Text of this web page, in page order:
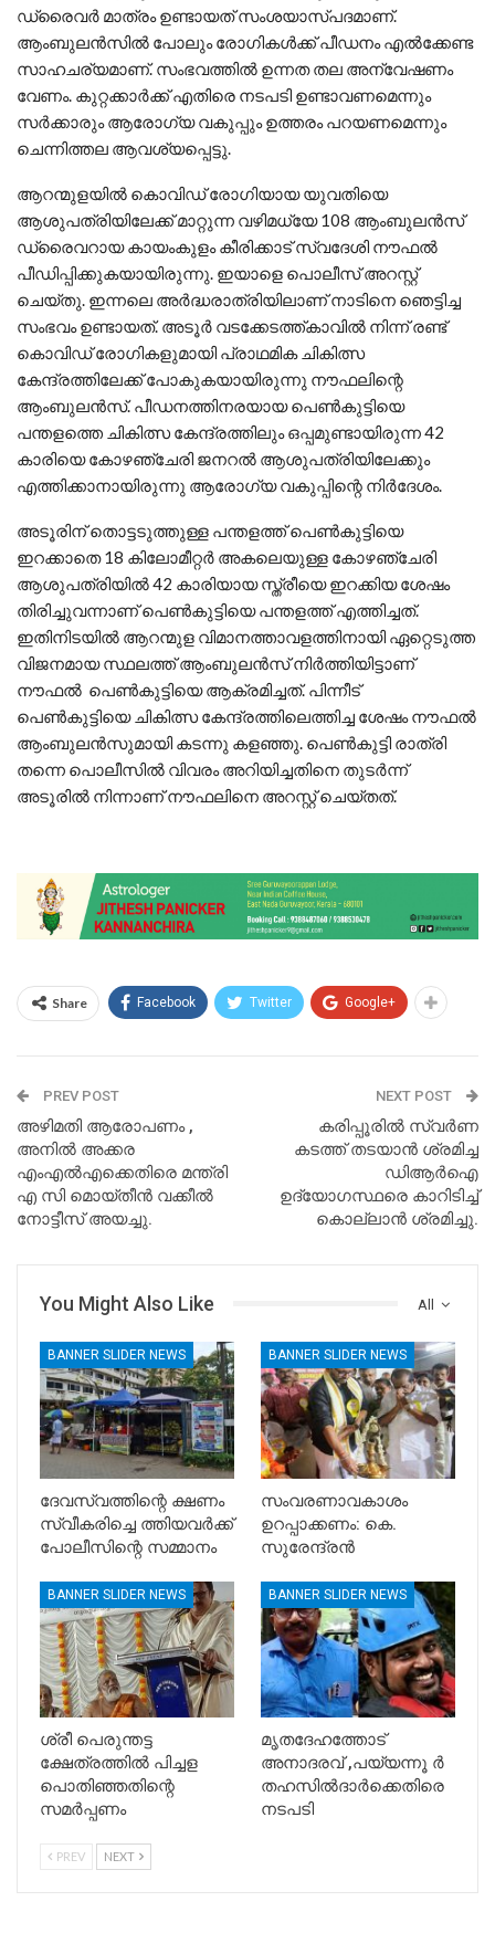
ഡ്രൈവർ മാത്രം ഉണ്ടായത് സംശയാസ്പദമാണ്.
ആംബുലൻസിൽ പോലും രോഗികൾക്ക് പീഡനം എൽക്കേണ്ട
സാഹചര്യമാണ്. സംഭവത്തിൽ ഉന്നത തല അന്വേഷണം
വേണം. കുറ്റക്കാർക്ക് എതിരെ നടപടി ഉണ്ടാവണമെന്നും
സർക്കാരും ആരോഗ്യ വകുപ്പും ഉത്തരം പറയണമെന്നും
ചെന്നിത്തല ആവശ്യപ്പെട്ടു.
ആറന്മുളയിൽ കൊവിഡ് രോഗിയായ യുവതിയെ
ആശുപത്രിയിലേക്ക് മാറ്റുന്ന വഴിമധ്യേ 108 ആംബുലൻസ്
ഡ്രൈവറായ കായംകുളം കീരിക്കാട് സ്വദേശി നൗഫൽ
പീഡിപ്പിക്കുകയായിരുന്നു. ഇയാളെ പൊലീസ് അറസ്റ്റ്
ചെയ്തു. ഇന്നലെ അർദ്ധരാത്രിയിലാണ് നാടിനെ ഞെട്ടിച്ച
സംഭവം ഉണ്ടായത്. അടൂർ വടക്കേടത്ത്കാവിൽ നിന്ന് രണ്ട്
കൊവിഡ് രോഗികളുമായി പ്രാഥമിക ചികിത്സ
കേന്ദ്രത്തിലേക്ക് പോകുകയായിരുന്നു നൗഫലിന്റെ
ആംബുലൻസ്. പീഡനത്തിനരയായ പെൺകുട്ടിയെ
പന്തളത്തെ ചികിത്സ കേന്ദ്രത്തിലും ഒപ്പമുണ്ടായിരുന്ന 42
കാരിയെ കോഴഞ്ചേരി ജനറൽ ആശുപത്രിയിലേക്കും
എത്തിക്കാനായിരുന്നു ആരോഗ്യ വകുപ്പിന്റെ നിർദേശം.
അടൂരിന് തൊട്ടടുത്തുള്ള പന്തളത്ത് പെൺകുട്ടിയെ
ഇറക്കാതെ 18 കിലോമീറ്റർ അകലെയുള്ള കോഴഞ്ചേരി
ആശുപത്രിയിൽ 42 കാരിയായ സ്ത്രീയെ ഇറക്കിയ ശേഷം
തിരിച്ചുവന്നാണ് പെൺകുട്ടിയെ പന്തളത്ത് എത്തിച്ചത്.
ഇതിനിടയിൽ ആറന്മുള വിമാനത്താവളത്തിനായി ഏറ്റെടുത്ത
വിജനമായ സ്ഥലത്ത് ആംബുലൻസ് നിർത്തിയിട്ടാണ്
നൗഫൽ പെൺകുട്ടിയെ ആക്രമിച്ചത്. പിന്നീട്
പെൺകുട്ടിയെ ചികിത്സ കേന്ദ്രത്തിലെത്തിച്ച ശേഷം നൗഫൽ
ആംബുലൻസുമായി കടന്നു കളഞ്ഞു. പെൺകുട്ടി രാത്രി
തന്നെ പൊലീസിൽ വിവരം അറിയിച്ചതിനെ തുടർന്ന്
അടൂരിൽ നിന്നാണ് നൗഫലിനെ അറസ്റ്റ് ചെയ്തത്.
Share Facebook Twitter Google+
PREV POST
അഴിമതി ആരോപണം ,
അനിൽ അക്കര
എംഎൽഎക്കെതിരെ മന്ത്രി
എ സി മൊയ്‌തീൻ വക്കീൽ
നോട്ടീസ് അയച്ചു.
NEXT POST
കരിപ്പൂരില്‍ സ്വര്‍ണ
കടത്ത് തടയാന്‍ ശ്രമിച്ച
ഡിആർഐ
ഉദ്യോഗസ്ഥരെ കാറിടിച്ച്
കൊല്ലാൻ ശ്രമിച്ചു.
All
You Might Also Like
BANNER SLIDER NEWS
ദേവസ്വത്തിന്റെ ക്ഷണം
സ്വീകരിച്ചെ ത്തിയവർക്ക്
പോലീസിന്റെ സമ്മാനം
BANNER SLIDER NEWS
സംവരണാവകാശം
ഉറപ്പാക്കണം: കെ.
സുരേന്ദ്രൻ
BANNER SLIDER NEWS
ശ്രീ പെരുന്തട്ട
ക്ഷേത്രത്തിൽ പിച്ചള
പൊതിഞ്ഞതിന്റെ
സമർപ്പണം
BANNER SLIDER NEWS
മൃതദേഹത്തോട്
അനാദരവ് ,പയ്യന്നൂ ർ
തഹസിൽദാർക്കെതിരെ
നടപടി
PREV NEXT